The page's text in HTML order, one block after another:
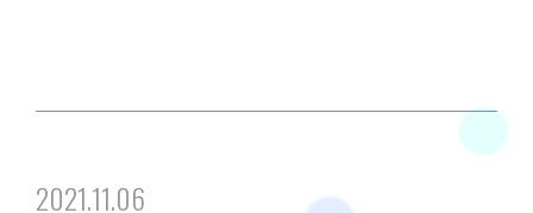
2021.11.06